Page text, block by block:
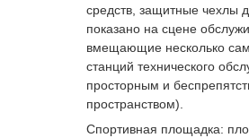
средств, защитные чехлы
показано на сцене
вмещающие несколько
станций технического
просторным и
пространством).
Спортивная площадка: